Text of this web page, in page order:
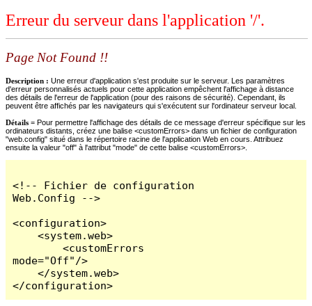
Erreur du serveur dans l'application '/'.
Page Not Found !!
Description : Une erreur d'application s'est produite sur le serveur. Les paramètres
d'erreur personnalisés actuels pour cette application empêchent l'affichage à distance
des détails de l'erreur de l'application (pour des raisons de sécurité). Cependant, ils
peuvent être affichés par les navigateurs qui s'exécutent sur l'ordinateur serveur local.
Détails = Pour permettre l'affichage des détails de ce message d'erreur spécifique sur les
ordinateurs distants, créez une balise <customErrors> dans un fichier de configuration
"web.config" situé dans le répertoire racine de l'application Web en cours. Attribuez
ensuite la valeur "off" à l'attribut "mode" de cette balise <customErrors>.
<!-- Fichier de configuration
Web.Config -->
<configuration>
    <system.web>
        <customErrors
mode="Off"/>
    </system.web>
</configuration>